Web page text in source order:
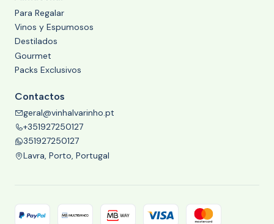
Para Regalar
Vinos y Espumosos
Destilados
Gourmet
Packs Exclusivos
Contactos
geral@vinhalvarinho.pt
+351927250127
351927250127
Lavra, Porto, Portugal